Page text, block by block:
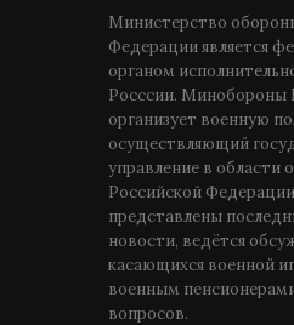
Министерство
Федерации является
органом
Росссии. Минобороны
организует военную
осуществляющий
управление в области
Российской
представлены
новости, ведётся
касающихся военной
военным
вопросов.